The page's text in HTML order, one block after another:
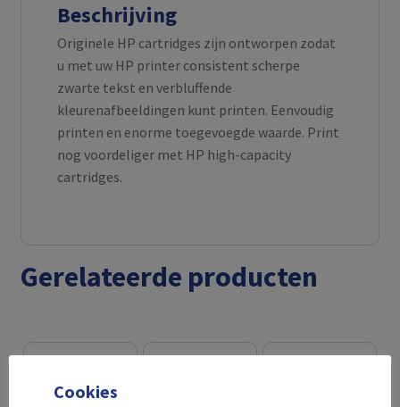
Beschrijving
Originele HP cartridges zijn ontworpen zodat
u met uw HP printer consistent scherpe
zwarte tekst en verbluffende
kleurenafbeeldingen kunt printen. Eenvoudig
printen en enorme toegevoegde waarde. Print
nog voordeliger met HP high-capacity
cartridges.
Gerelateerde producten
Cookies